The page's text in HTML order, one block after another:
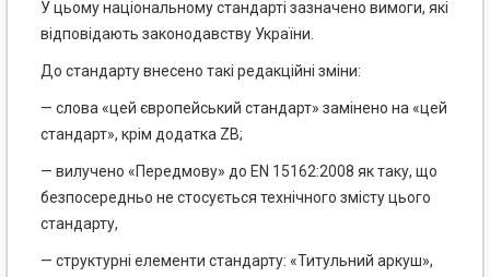
У цьому національному стандарті зазначено вимоги, які
відповідають законодавству України.
До стандарту внесено такі редакційні зміни:
— слова «цей європейський стандарт» замінено на «цей
стандарт», крім додатка ZB;
— вилучено «Передмову» до EN 15162:2008 як таку, що
безпосередньо не стосується технічного змісту цього
стандарту,
— структурні елементи стандарту: «Титульний аркуш»,